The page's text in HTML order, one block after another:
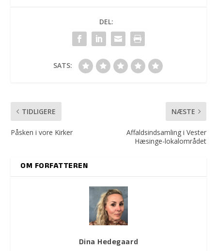
DEL:
SATS:
TIDLIGERE
Påsken i vore Kirker
NÆSTE
Affaldsindsamling i Vester
Hæsinge-lokalområdet
OM FORFATTEREN
Dina Hedegaard